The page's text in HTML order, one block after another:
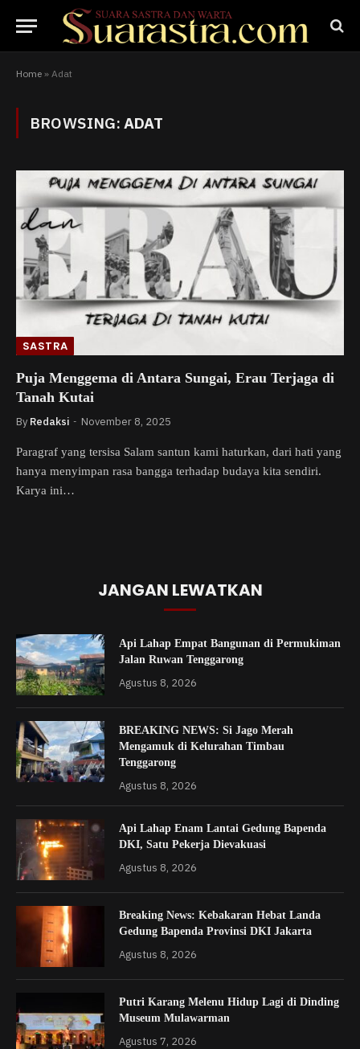
Home » Adat
BROWSING: ADAT
SASTRA
Puja Menggema di Antara Sungai, Erau Terjaga di
Tanah Kutai
By Redaksi November 8, 2025
Paragraf yang tersisa Salam santun kami haturkan, dari hati yang
hanya menyimpan rasa bangga terhadap budaya kita sendiri.
Karya ini…
JANGAN LEWATKAN
Api Lahap Empat Bangunan di Permukiman
Jalan Ruwan Tenggarong
Agustus 8, 2026
BREAKING NEWS: Si Jago Merah
Mengamuk di Kelurahan Timbau
Tenggarong
Agustus 8, 2026
Api Lahap Enam Lantai Gedung Bapenda
DKI, Satu Pekerja Dievakuasi
Agustus 8, 2026
Breaking News: Kebakaran Hebat Landa
Gedung Bapenda Provinsi DKI Jakarta
Agustus 8, 2026
Putri Karang Melenu Hidup Lagi di Dinding
Museum Mulawarman
Agustus 7, 2026